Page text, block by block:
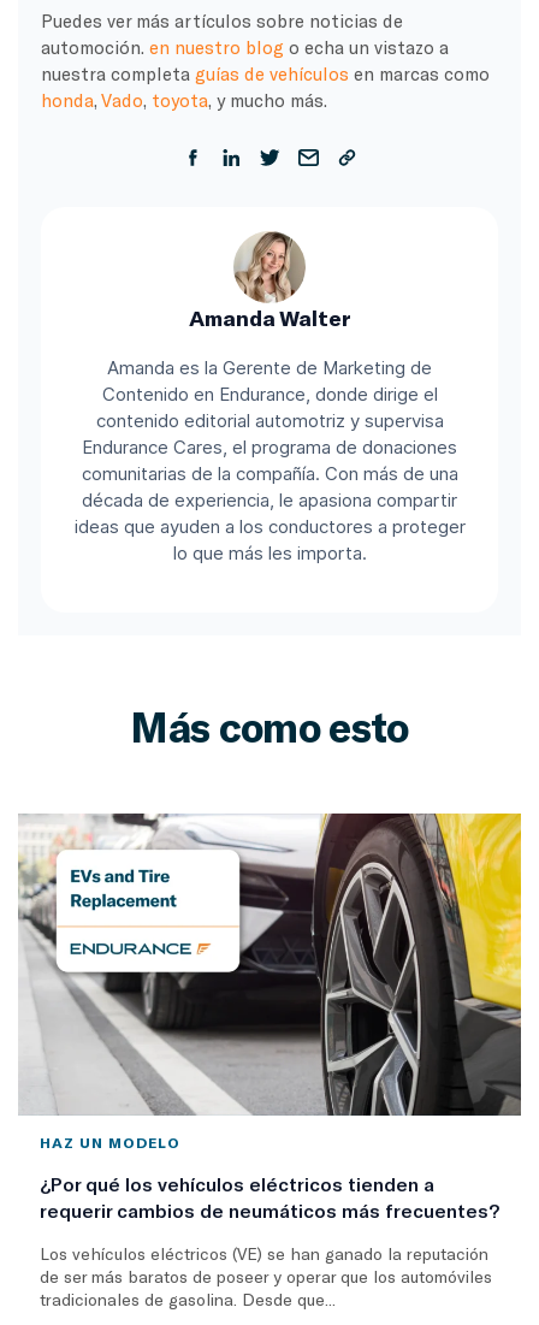
Puedes ver más artículos sobre noticias de
automoción. en nuestro blog o echa un vistazo a
nuestra completa guías de vehículos en marcas como
honda Vado toyota , y mucho más.
Amanda Walter
Amanda es la Gerente de Marketing de
Contenido en Endurance, donde dirige el
contenido editorial automotriz y supervisa
Endurance Cares, el programa de donaciones
comunitarias de la compañía. Con más de una
década de experiencia, le apasiona compartir
ideas que ayuden a los conductores a proteger
lo que más les importa.
Más como esto
HAZ UN MODELO
¿Por qué los vehículos eléctricos tienden a
requerir cambios de neumáticos más frecuentes?
Los vehículos eléctricos (VE) se han ganado la reputación
de ser más baratos de poseer y operar que los automóviles
tradicionales de gasolina. Desde que...